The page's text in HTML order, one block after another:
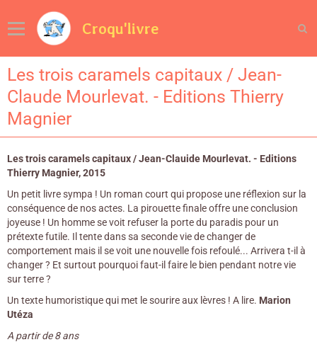
Croqu'livre
Les trois caramels capitaux / Jean-
Claude Mourlevat. - Editions Thierry
Magnier
Les trois caramels capitaux / Jean-Clauide Mourlevat. - Editions
Thierry Magnier, 2015
Un petit livre sympa ! Un roman court qui propose une réflexion sur la
conséquence de nos actes. La pirouette finale offre une conclusion
joyeuse ! Un homme se voit refuser la porte du paradis pour un
prétexte futile. Il tente dans sa seconde vie de changer de
comportement mais il se voit une nouvelle fois refoulé... Arrivera t-il à
changer ? Et surtout pourquoi faut-il faire le bien pendant notre vie
sur terre ?
Un texte humoristique qui met le sourire aux lèvres ! A lire. Marion
Utéza
A partir de 8 ans